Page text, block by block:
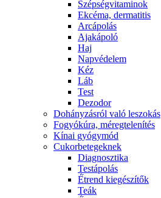
Szépségvitaminok
Ekcéma, dermatitis
Arcápolás
Ajakápoló
Haj
Napvédelem
Kéz
Láb
Test
Dezodor
Dohányzásról való leszokás
Fogyókúra, méregtelenítés
Kínai gyógymód
Cukorbetegeknek
Diagnosztika
Testápolás
É́trend kiegészítők
Teák